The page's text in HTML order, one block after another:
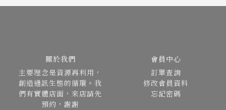
關於我們
主要理念是資源再利用，
創造通訊生態的循環。我
們有實體店面，來店請先
預約，謝謝
會員中心
訂單查詢
修改會員資料
忘記密碼